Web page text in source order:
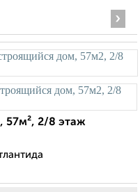
›
57м², 2/8 этаж